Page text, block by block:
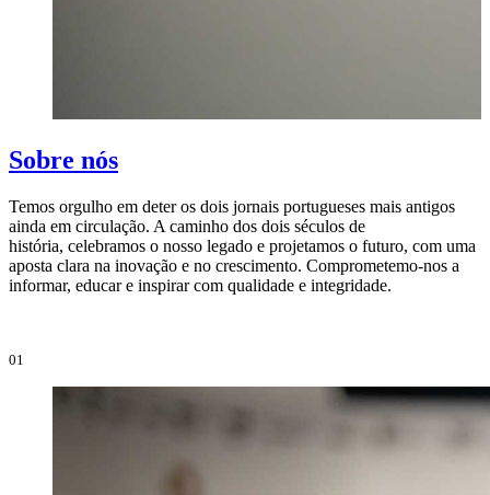
Sobre nós
Temos orgulho em deter os dois jornais portugueses mais antigos
ainda em circulação. A caminho dos dois séculos de
história, celebramos o nosso legado e projetamos o futuro, com uma
aposta clara na inovação e no crescimento. Comprometemo-nos a
informar, educar e inspirar com qualidade e integridade.
01